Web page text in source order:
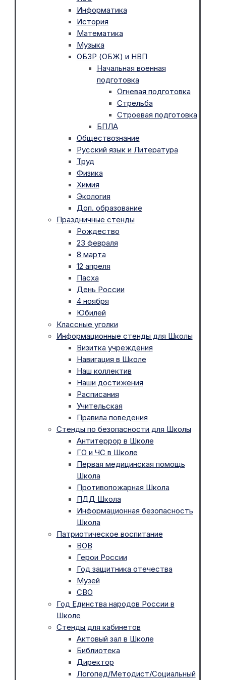
Информатика
История
Математика
Музыка
ОБЗР (ОБЖ) и НВП
Начальная военная
подготовка
Огневая подготовка
Стрельба
Строевая подготовка
БПЛА
Обществознание
Русский язык и Литература
Труд
Физика
Химия
Экология
Доп. образование
Праздничные стенды
Рождество
23 февраля
8 марта
12 апреля
Пасха
День России
4 ноября
Юбилей
Классные уголки
Информационные стенды для Школы
Визитка учреждения
Навигация в Школе
Наш коллектив
Наши достижения
Расписания
Учительская
Правила поведения
Стенды по безопасности для Школы
Антитеррор в Школе
ГО и ЧС в Школе
Первая медицинская помощь
Школа
Противопожарная Школа
ПДД Школа
Информационная безопасность
Школа
Патриотическое воспитание
ВОВ
Герои России
Год защитника отечества
Музей
СВО
Год Единства народов России в
Школе
Стенды для кабинетов
Актовый зал в Школе
Библиотека
Директор
Логопед/Методист/Социальный